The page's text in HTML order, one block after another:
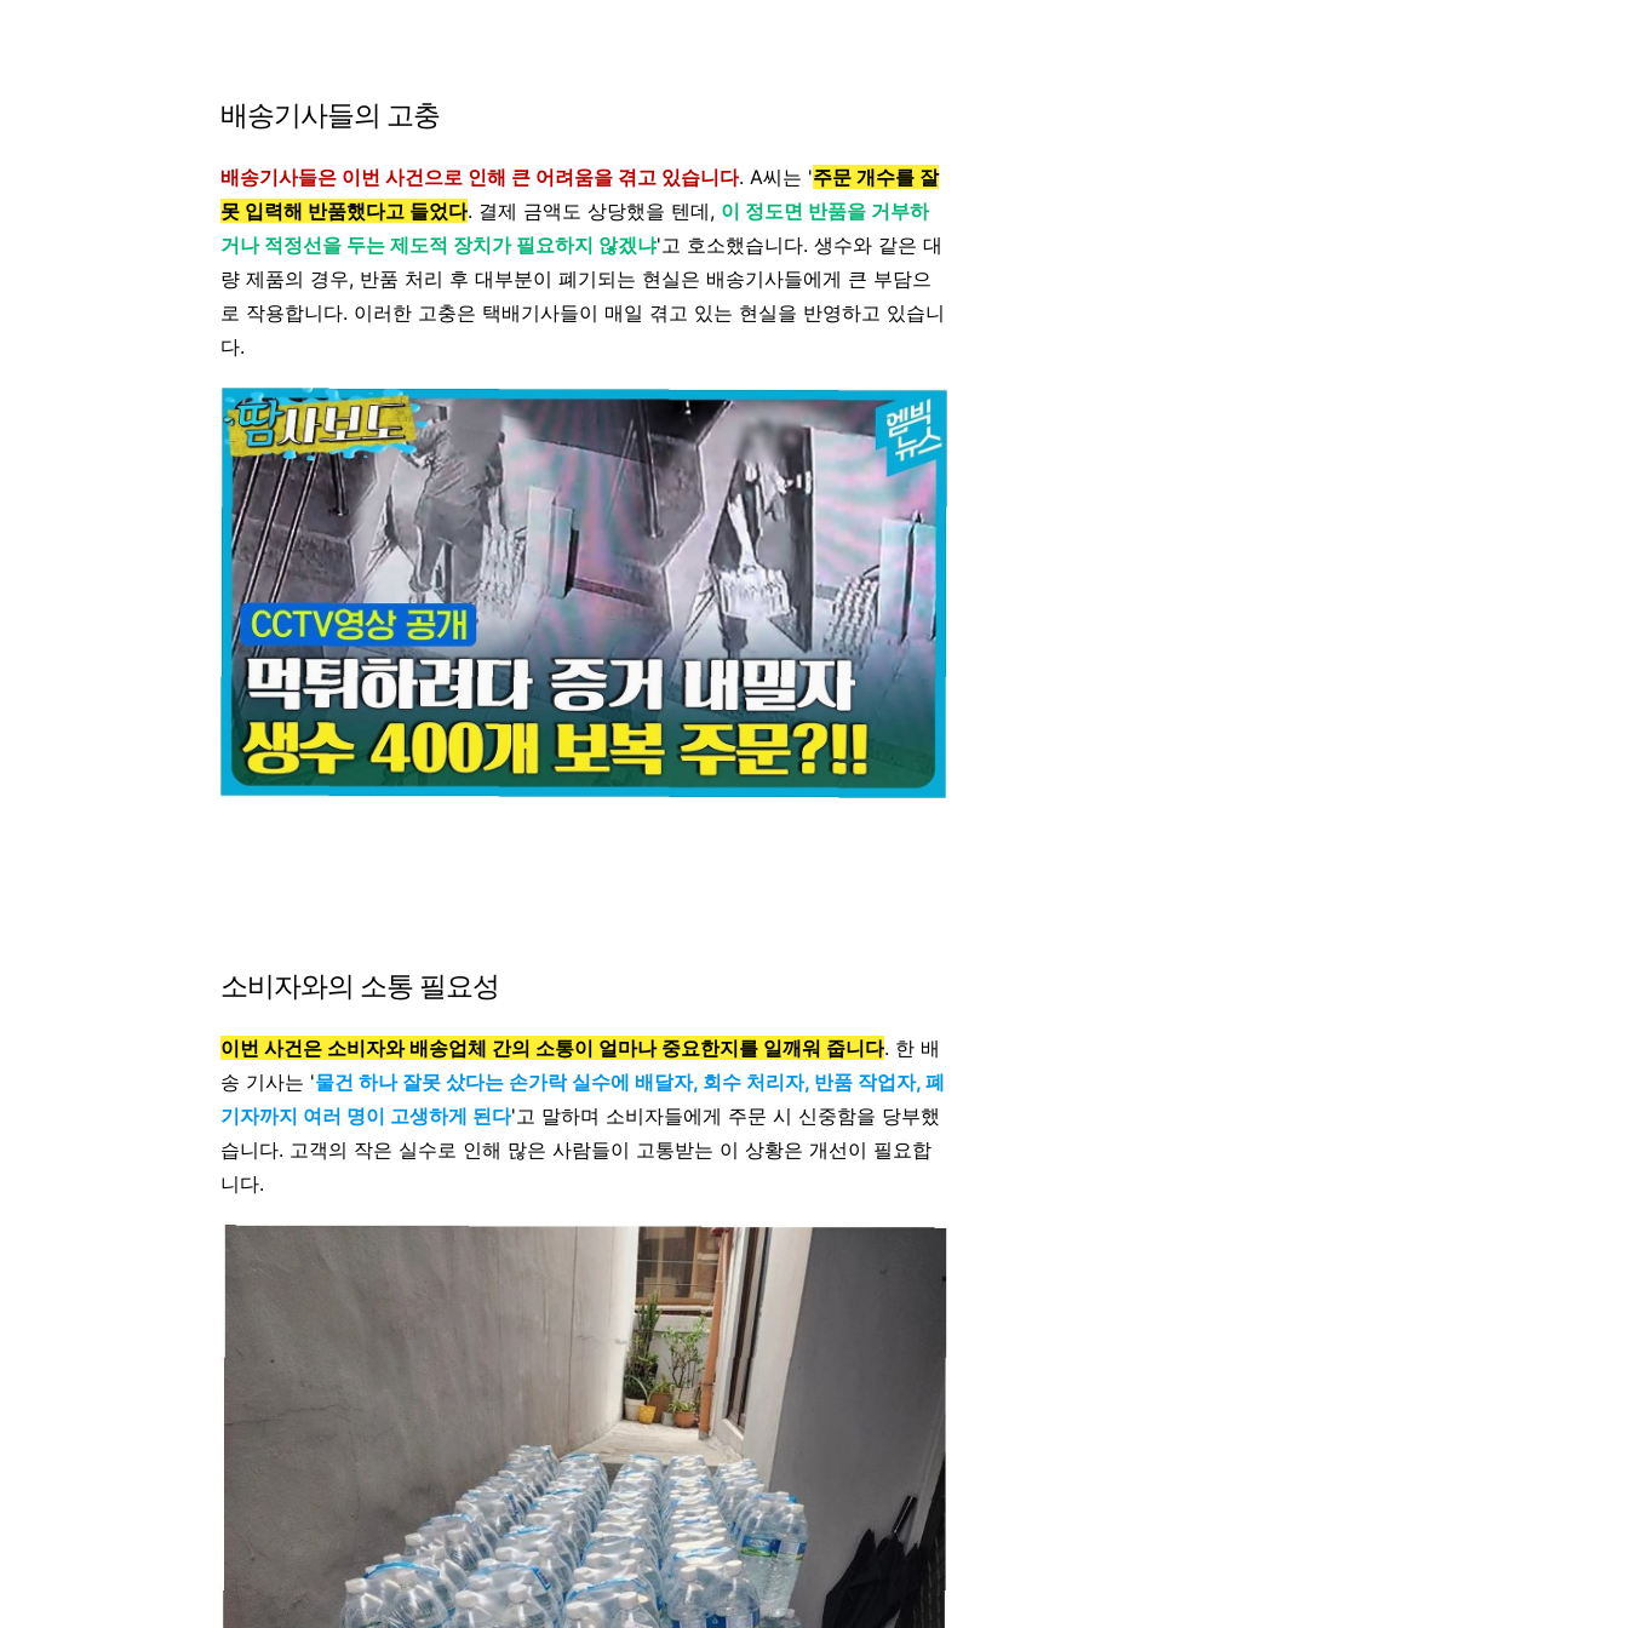
배송기사들의 고충
배송기사들은 이번 사건으로 인해 큰 어려움을 겪고 있습니다. A씨는 '주문 개수를 잘
못 입력해 반품했다고 들었다. 결제 금액도 상당했을 텐데, 이 정도면 반품을 거부하
거나 적정선을 두는 제도적 장치가 필요하지 않겠냐'고 호소했습니다. 생수와 같은 대
량 제품의 경우, 반품 처리 후 대부분이 폐기되는 현실은 배송기사들에게 큰 부담으
로 작용합니다. 이러한 고충은 택배기사들이 매일 겪고 있는 현실을 반영하고 있습니
다.
소비자와의 소통 필요성
이번 사건은 소비자와 배송업체 간의 소통이 얼마나 중요한지를 일깨워 줍니다. 한 배
송 기사는 '물건 하나 잘못 샀다는 손가락 실수에 배달자, 회수 처리자, 반품 작업자, 폐
기자까지 여러 명이 고생하게 된다'고 말하며 소비자들에게 주문 시 신중함을 당부했
습니다. 고객의 작은 실수로 인해 많은 사람들이 고통받는 이 상황은 개선이 필요합
니다.